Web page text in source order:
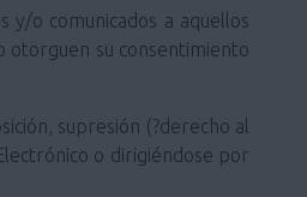
y/o comunicados a aquellos
otorguen su consentimiento
supresión (?derecho al
o dirigiéndose por